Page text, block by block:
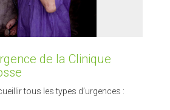
de la Clinique
tous les types d’urgences :